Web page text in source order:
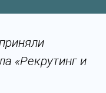
«Рекрутинг и